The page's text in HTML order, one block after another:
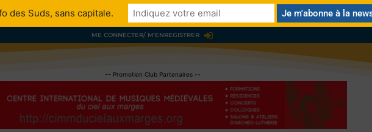
ME CONNECTER/ M'ENREGISTRER
-- Promotion Club Partenaires --
des Suds, sans capitale.